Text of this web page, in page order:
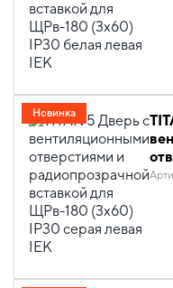
Новинка